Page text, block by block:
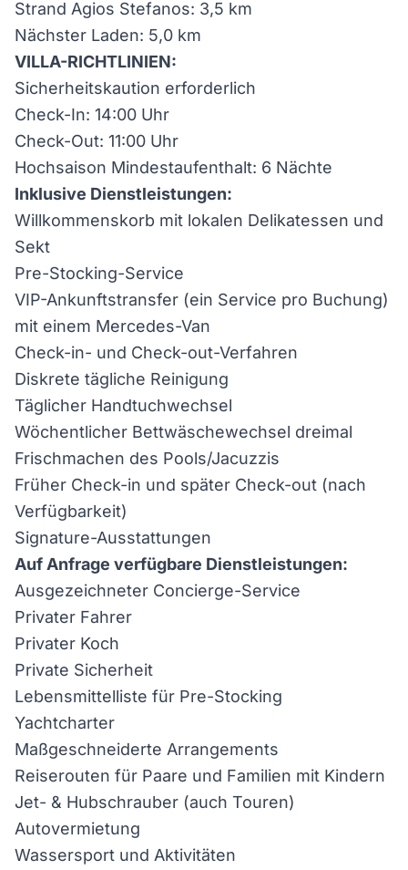
Strand Agios Stefanos: 3,5 km
Nächster Laden: 5,0 km
VILLA-RICHTLINIEN:
Sicherheitskaution erforderlich
Check-In: 14:00 Uhr
Check-Out: 11:00 Uhr
Hochsaison Mindestaufenthalt: 6 Nächte
Inklusive Dienstleistungen:
Willkommenskorb mit lokalen Delikatessen und
Sekt
Pre-Stocking-Service
VIP-Ankunftstransfer (ein Service pro Buchung)
mit einem Mercedes-Van
Check-in- und Check-out-Verfahren
Diskrete tägliche Reinigung
Täglicher Handtuchwechsel
Wöchentlicher Bettwäschewechsel dreimal
Frischmachen des Pools/Jacuzzis
Früher Check-in und später Check-out (nach
Verfügbarkeit)
Signature-Ausstattungen
Auf Anfrage verfügbare Dienstleistungen:
Ausgezeichneter Concierge-Service
Privater Fahrer
Privater Koch
Private Sicherheit
Lebensmittelliste für Pre-Stocking
Yachtcharter
Maßgeschneiderte Arrangements
Reiserouten für Paare und Familien mit Kindern
Jet- & Hubschrauber (auch Touren)
Autovermietung
Wassersport und Aktivitäten